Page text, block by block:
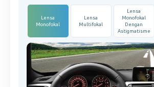
Lensa
Monofokal
Lensa
Multifokal
Lensa
Monofokal
Dengan
Astigmatisme